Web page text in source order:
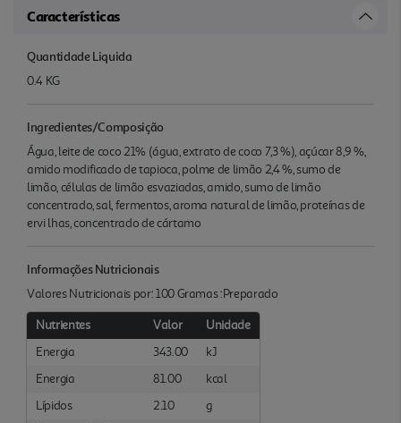
Características
Quantidade Liquida
0.4 KG
Ingredientes/Composição
Água, leite de coco 21% (água, extrato de coco 7,3 %), açúcar 8,9 %,
amido modificado de tapioca, polme de limão 2,4 %, sumo de
limão, células de limão esvaziadas, amido, sumo de limão
concentrado, sal, fermentos, aroma natural de limão, proteínas de
ervi lhas, concentrado de cártamo
Informações Nutricionais
Valores Nutricionais por: 100 Gramas :Preparado
Nutrientes Valor
Unidade
Energia
343.00
kJ
Energia
81.00
kcal
Lípidos
2.10
g